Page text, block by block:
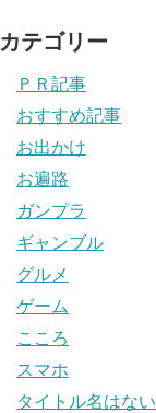
カテゴリー
ＰＲ記事
おすすめ記事
お出かけ
お遍路
ガンプラ
ギャンブル
グルメ
ゲーム
こころ
スマホ
タイトル名はない